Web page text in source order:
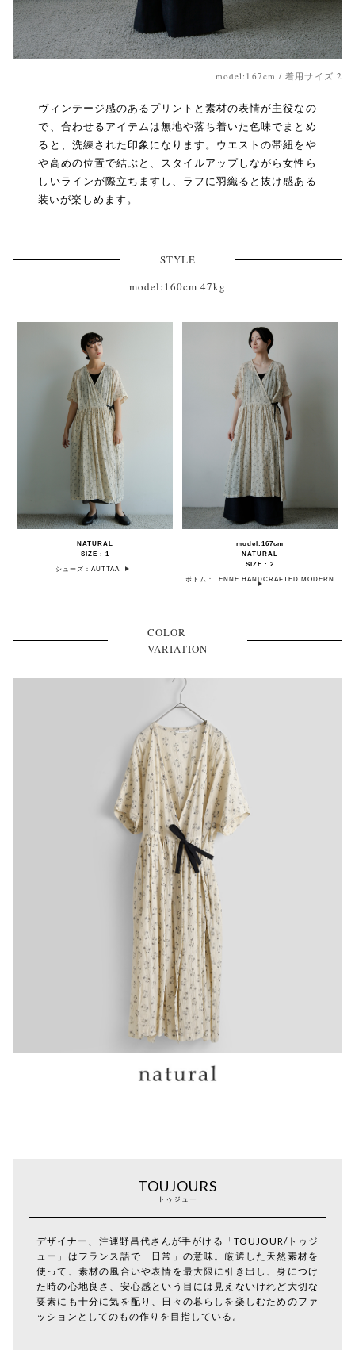
model:167cm / 着用サイズ 2
ヴィンテージ感のあるプリントと素材の表情が主役なの
で、合わせるアイテムは無地や落ち着いた色味でまとめ
ると、洗練された印象になります。ウエストの帯紐をや
や高めの位置で結ぶと、スタイルアップしながら女性ら
しいラインが際立ちますし、ラフに羽織ると抜け感ある
装いが楽しめます。
STYLE
model:160cm 47kg
NATURAL
SIZE : 1
シューズ：AUTTAA
model:167cm
NATURAL
SIZE : 2
ボトム：TENNE HANDCRAFTED MODERN
COLOR
VARIATION
TOUJOURS
トゥジュー
デザイナー、注連野昌代さんが手がける「TOUJOUR/トゥジ
ュー」はフランス語で「日常」の意味。厳選した天然素材を
使って、素材の風合いや表情を最大限に引き出し、身につけ
た時の心地良さ、安心感という目には見えないけれど大切な
要素にも十分に気を配り、日々の暮らしを楽しむためのファ
ッションとしてのもの作りを目指している。